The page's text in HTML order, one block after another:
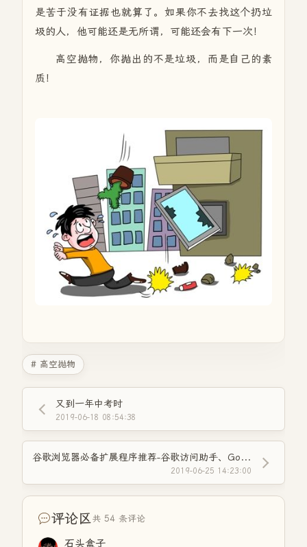
是苦于没有证据也就算了。如果你不去找这个扔垃
圾的人，他可能还是无所谓，可能还会有下一次！
高空抛物，你抛出的不是垃圾，而是自己的素
质！
# 高空抛物
又到一年中考时
2019-06-18 08:54:38
谷歌浏览器必备扩展程序推荐-谷歌访问助手、GoogleHelper
2019-06-25 14:23:00
评论区共 54 条评论
石头盒子